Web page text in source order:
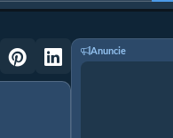
Anuncie